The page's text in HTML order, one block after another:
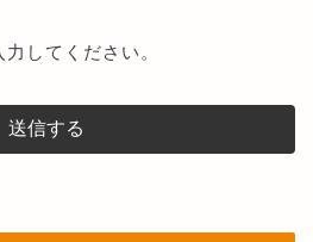
してください。